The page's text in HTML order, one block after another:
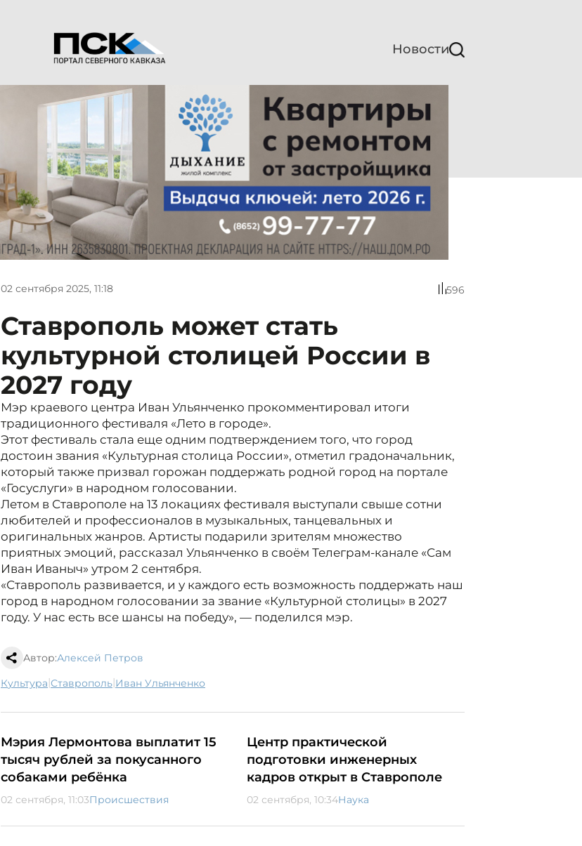
Новости
02 сентября 2025, 11:18 596
Ставрополь может стать
культурной столицей России в
2027 году
Мэр краевого центра Иван Ульянченко прокомментировал итоги
традиционного фестиваля «Лето в городе».
Этот фестиваль стала еще одним подтверждением того, что город
достоин звания «Культурная столица России», отметил градоначальник,
который также призвал горожан поддержать родной город на портале
«Госуслуги» в народном голосовании.
Летом в Ставрополе на 13 локациях фестиваля выступали свыше сотни
любителей и профессионалов в музыкальных, танцевальных и
оригинальных жанров. Артисты подарили зрителям множество
приятных эмоций, рассказал Ульянченко в своём Телеграм-канале «Сам
Иван Иваныч» утром 2 сентября.
«Ставрополь развивается, и у каждого есть возможность поддержать наш
город в народном голосовании за звание «Культурной столицы» в 2027
году. У нас есть все шансы на победу», — поделился мэр.
Автор:Алексей Петров
культура| Ставрополь| Иван Ульянченко
Мэрия Лермонтова выплатит 15
тысяч рублей за покусанного
собаками ребёнка
02 сентября, 11:03Происшествия
Центр практической
подготовки инженерных
кадров открыт в Ставрополе
02 сентября, 10:34Наука